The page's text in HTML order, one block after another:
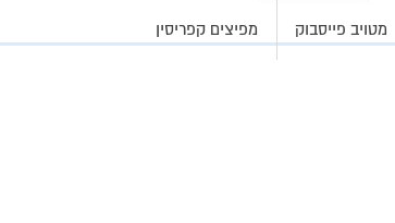
מטויב פייסבוק מפיצים קפריסין